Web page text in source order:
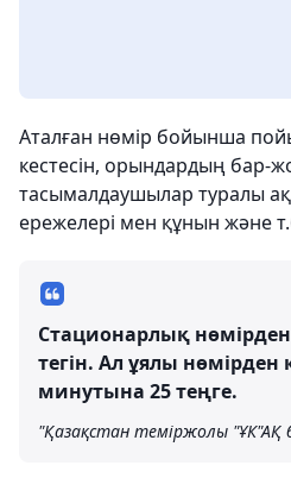
Аталған нөмір бойынша
кестесін, орындардың бар-
тасымалдаушылар туралы
ережелері мен құнын және
Стационарлық
тегін. Ал ұялы
минутына 25 теңге.
"Қазақстан теміржолы "ҰК"АҚ